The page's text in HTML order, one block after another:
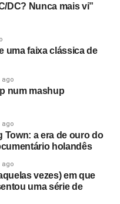
DC? Nunca mais vi”
uma faixa clássica de
ago
num mashup
ago
Town: a era de ouro do
holandês
ago
vezes) em que
uma série de